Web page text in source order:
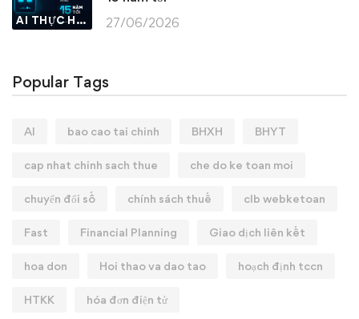
AI THỰC HÀNH 27/06/2026
Popular Tags
AI bao cao tai chinh BHXH BHYT
cap nhat chinh sach thue che do ke toan moi
chuyển đổi số chính sách thuế clb webketoan
Fast Financial Planning Giao dịch liên kết
hoa don Hoi thao va dao tao hoạch định tccn
HTKK hóa đơn điện tử